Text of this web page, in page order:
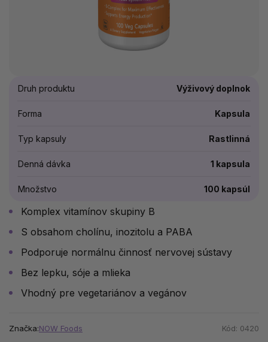
Komplex vitamínov skupiny B
S obsahom cholínu, inozitolu a PABA
Podporuje normálnu činnosť nervovej sústavy
Bez lepku, sóje a mlieka
Vhodný pre vegetariánov a vegánov
Značka:NOW Foods Kód: 0420
Druh produktu Výživový doplnok
Forma Kapsula
Typ kapsuly Rastlinná
Denná dávka 1 kapsula
Množstvo 100 kapsúl